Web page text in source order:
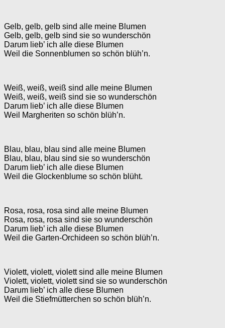
Gelb, gelb, gelb sind alle meine Blumen
Gelb, gelb, gelb sind sie so wunderschön
Darum lieb’ ich alle diese Blumen
Weil die Sonnenblumen so schön blüh’n.
Weiß, weiß, weiß sind alle meine Blumen
Weiß, weiß, weiß sind sie so wunderschön
Darum lieb’ ich alle diese Blumen
Weil Margheriten so schön blüh’n.
Blau, blau, blau sind alle meine Blumen
Blau, blau, blau sind sie so wunderschön
Darum lieb’ ich alle diese Blumen
Weil die Glockenblume so schön blüht.
Rosa, rosa, rosa sind alle meine Blumen
Rosa, rosa, rosa sind sie so wunderschön
Darum lieb’ ich alle diese Blumen
Weil die Garten-Orchideen so schön blüh’n.
Violett, violett, violett sind alle meine Blumen
Violett, violett, violett sind sie so wunderschön
Darum lieb’ ich alle diese Blumen
Weil die Stiefmütterchen so schön blüh’n.